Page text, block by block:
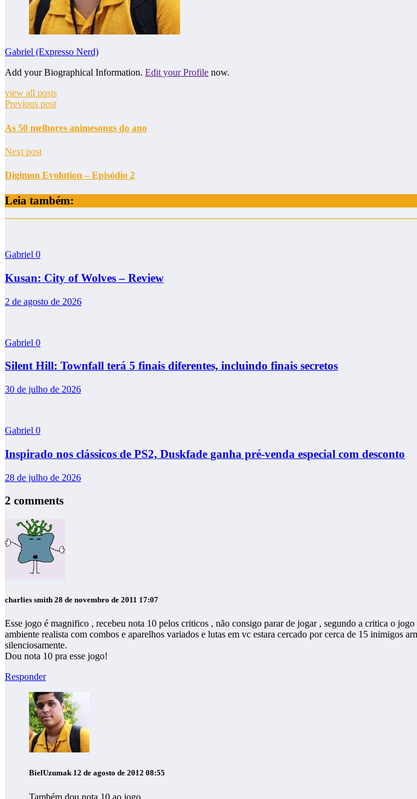
Gabriel (Expresso Nerd)
Add your Biographical Information. Edit your Profile now.
view all posts
Previous post
As 50 melhores animesongs do ano
Next post
Digimon Evolution – Episódio 2
Leia também:
Gabriel 0
Kusan: City of Wolves – Review
2 de agosto de 2026
Gabriel 0
Silent Hill: Townfall terá 5 finais diferentes, incluindo finais secretos
30 de julho de 2026
Gabriel 0
Inspirado nos clássicos de PS2, Duskfade ganha pré-venda especial com desconto
28 de julho de 2026
2 comments
charlies smith 28 de novembro de 2011 17:07
Esse jogo é magnifico , recebeu nota 10 pelos criticos , não consigo parar de jogar , segundo a critica o
ambiente realista com combos e aparelhos variados e lutas em vc estara cercado por cerca de 15 inimigos
silenciosamente.
Dou nota 10 pra esse jogo!
Responder
BielUzumak 12 de agosto de 2012 08:55
Também dou nota 10 ao jogo.